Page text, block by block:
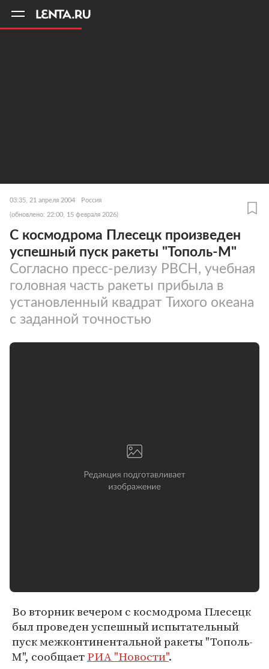
03:35, 21 апреля 2004 Россия
(обновлено: 22:00, 15 февраля 2026)
С космодрома Плесецк произведен
успешный пуск ракеты "Тополь-М"
Согласно пресс-релизу РВСН, учебная
головная часть ракеты прибыла в
установленный квадрат Тихого океана
с заданной точностью
Во вторник вечером с космодрома Плесецк
был проведен успешный испытательный
пуск межконтинентальной ракеты "Тополь-
М", сообщаетРИА "Новости".